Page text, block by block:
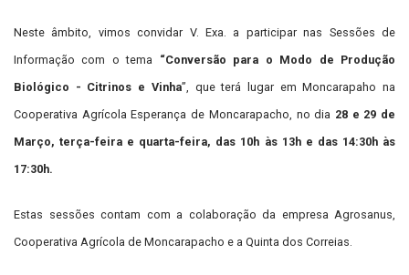
Neste âmbito, vimos convidar V. Exa. a participar nas Sessões de
Informação com o tema “Conversão para o Modo de Produção
Biológico - Citrinos e Vinha”, que terá lugar em Moncarapaho na
Cooperativa Agrícola Esperança de Moncarapacho, no dia 28 e 29 de
Março, terça-feira e quarta-feira, das 10h às 13h e das 14:30h às
17:30h.
Estas sessões contam com a colaboração da empresa Agrosanus,
Cooperativa Agrícola de Moncarapacho e a Quinta dos Correias.